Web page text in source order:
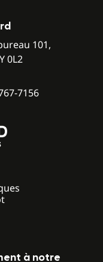
101,
0L2
7156
à notre